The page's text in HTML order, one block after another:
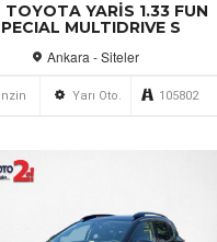
TOYOTA YARIS 1.33 FUN
MULTIDRIVE S
Ankara - Siteler
Yarı Oto. 105802